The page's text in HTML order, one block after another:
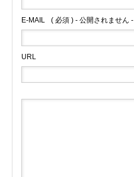
E-MAIL ( 必須 ) - 公開されません -
URL